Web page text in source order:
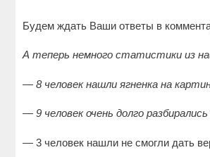
Будем ждать Ваши ответы в
А теперь немного статистики из
— 8 человек нашли ягненка на
— 9 человек очень долго
— 3 человек нашли не смогли дать